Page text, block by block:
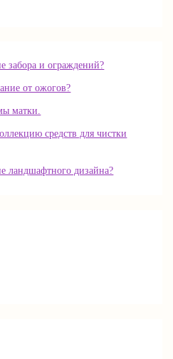
забора и ограждений?
от ожогов?
матки.
средств для чистки
ландшафтного дизайна?